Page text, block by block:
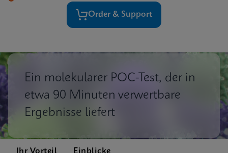
Order & Support
Ein molekularer POC-Test, der in
etwa 90 Minuten verwertbare
Ergebnisse liefert
Ihr Vorteil Einblicke